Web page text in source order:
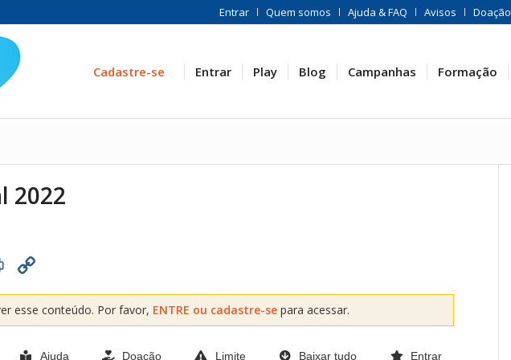
Entrar Quem somos Ajuda & FAQ Avisos Doação
Cadastre-se Entrar Play Blog Campanhas Formação
2022
Print
Link
esse conteúdo. Por favor, ENTRE ou cadastre-se para acessar.
Ajuda Doação Limite Baixar tudo Entrar